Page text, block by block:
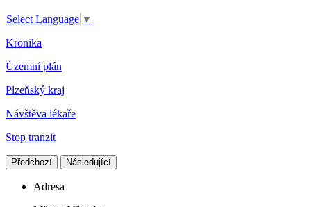
Select Language ▼
Kronika
Územní plán
Plzeňský kraj
Návštěva lékaře
Stop tranzit
Předchozí Následující
Adresa